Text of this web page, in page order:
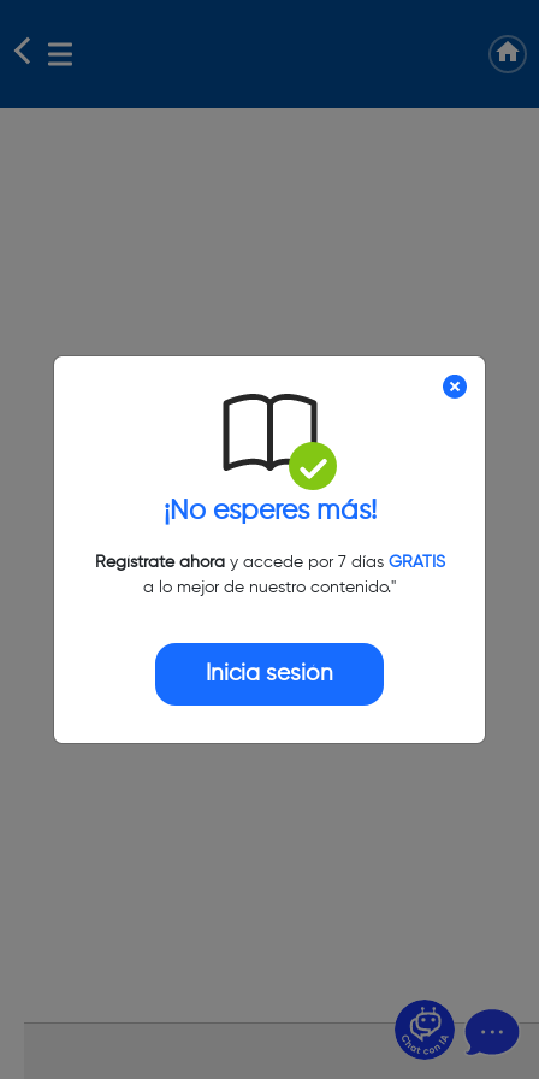
¡No esperes más!
Regístrate ahoray accede por 7 días GRATIS
a lo mejor de nuestro contenido."
Inicia sesión